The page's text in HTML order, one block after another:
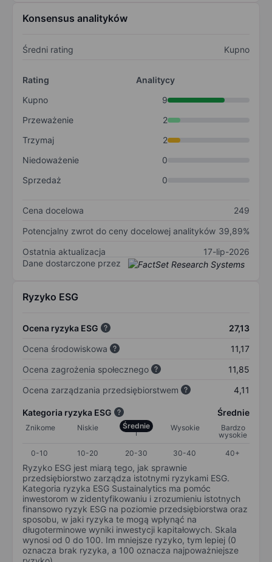
Konsensus analityków
Średni rating Kupno
Rating
Analitycy
Kupno
9
Przeważenie
2
Trzymaj
2
Niedoważenie
0
Sprzedaż
0
Cena docelowa
249
Potencjalny zwrot do ceny docelowej analityków 39,89%
Ostatnia aktualizacja
17-lip-2026
Dane dostarczone przez
Ryzyko ESG
Ocena ryzyka ESG
27,13
Ocena środowiskowa
11,17
Ocena zagrożenia społecznego
11,85
Ocena zarządzania przedsiębiorstwem
4,11
Kategoria ryzyka ESG Średnie
Znikome Niskie Średnie Wysokie
Bardzo
wysokie
0-10
10-20 20-30 30-40 40+
Ryzyko ESG jest miarą tego, jak sprawnie
przedsiębiorstwo zarządza istotnymi ryzykami ESG.
Kategoria ryzyka ESG Sustainalytics ma pomóc
inwestorom w zidentyfikowaniu i zrozumieniu istotnych
finansowo ryzyk ESG na poziomie przedsiębiorstwa oraz
sposobu, w jaki ryzyka te mogą wpłynąć na
długoterminowe wyniki inwestycji kapitałowych. Skala
wynosi od 0 do 100. Im mniejsze ryzyko, tym lepiej (0
oznacza brak ryzyka, a 100 oznacza najpoważniejsze